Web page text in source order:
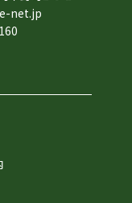
net.jp